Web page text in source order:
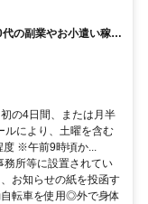
の副業やお小遣い稼ぎ
の4日間、または月半
により、土曜を含む
度 ※午前9時頃か...
務所等に設置されてい
お知らせの紙を投函す
転車を使用◎外で身体